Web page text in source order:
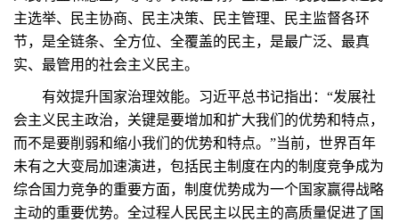
主选举、民主协商、民主决策、民主管理、民主监督各环
节，是全链条、全方位、全覆盖的民主，是最广泛、最真
实、最管用的社会主义民主。
有效提升国家治理效能。习近平总书记指出：“发展社
会主义民主政治，关键是要增加和扩大我们的优势和特点，
而不是要削弱和缩小我们的优势和特点。”当前，世界百年
未有之大变局加速演进，包括民主制度在内的制度竞争成为
综合国力竞争的重要方面，制度优势成为一个国家赢得战略
主动的重要优势。全过程人民民主以民主的高质量促进了国